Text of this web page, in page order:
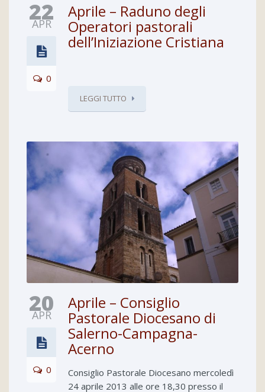
22
APR
0
Aprile – Raduno degli
Operatori pastorali
dell’Iniziazione Cristiana
LEGGI TUTTO
20
APR
0
Aprile – Consiglio
Pastorale Diocesano di
Salerno-Campagna-
Acerno
Consiglio Pastorale Diocesano mercoledì
24 aprile 2013 alle ore 18,30 presso il